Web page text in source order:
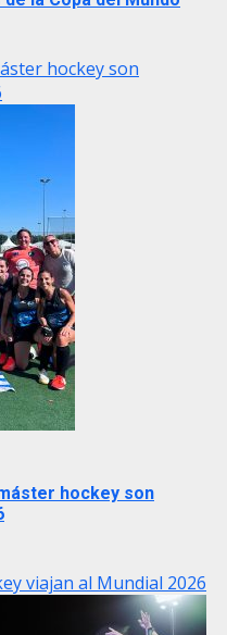
hockey son
hockey son
viajan al Mundial 2026